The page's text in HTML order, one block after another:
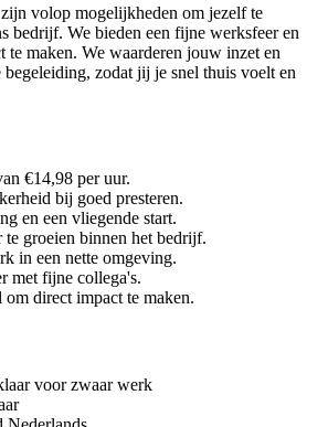
volop mogelijkheden om jezelf te
bedrijf. We bieden een fijne werksfeer en
te maken. We waarderen jouw inzet en
begeleiding, zodat jij je snel thuis voelt en
€14,98 per uur.
bij goed presteren.
en een vliegende start.
te groeien binnen het bedrijf.
in een nette omgeving.
met fijne collega's.
direct impact te maken.
voor zwaar werk